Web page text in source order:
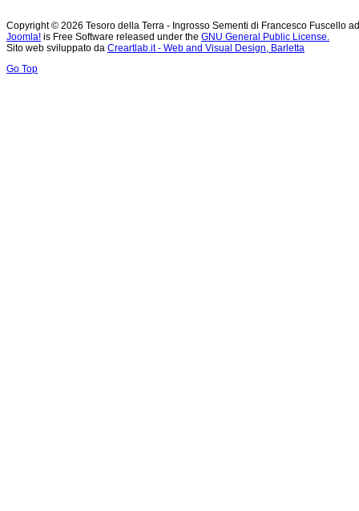
Copyright © 2026 Tesoro della Terra - Ingrosso Sementi di Francesco Fuscello
Joomla! is Free Software released under the GNU General Public License.
Sito web sviluppato da Creartlab.it - Web and Visual Design, Barletta
Go Top